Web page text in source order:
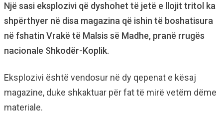
Një sasi eksplozivi që dyshohet të jetë e llojit tritol ka
shpërthyer në disa magazina që ishin të boshatisura
në fshatin Vrakë të Malsis së Madhe, pranë rrugës
nacionale Shkodër-Koplik.
Eksplozivi është vendosur në dy qepenat e kësaj
magazine, duke shkaktuar për fat të mirë vetëm dëme
materiale.